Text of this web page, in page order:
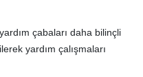
çabaları daha bilinçli
yardım çalışmaları